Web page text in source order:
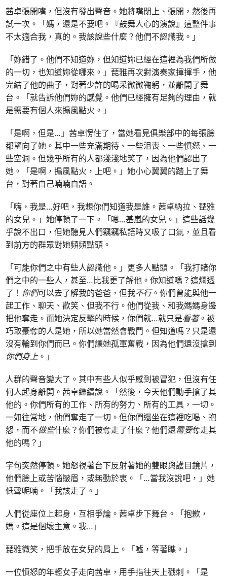
茜卓張開嘴，但沒有發出聲音。她將嘴閉上、張開，然後再
試一次。「媽，還是不要吧。『鼓舞人心的演說』這整件事
不太適合我，真的。我該說些什麼？他們不認識我。」
「妳錯了。他們不知道妳，但知道妳已經在這裡為我們所做
的一切，也知道妳從哪來。」琵雅再次對演奏家揮揮手，他
完結了他的曲子，對著少許的喝采微微鞠躬，並離開了舞
台。「就告訴他們妳的感覺。他們已經擁有足夠的理由，就
是需要有個人來搧風點火。」
「是啊，但是…」茜卓愣住了，當她看見俱樂部中的每張臉
都望向了她。其中一些充滿期待、一些沮喪、一些憤怒、一
些空洞。但幾乎所有的人都淺淺地笑了，因為他們認出了
她。「是啊，搧風點火，上吧。」她小心翼翼的踏上了舞
台，對著自己喃喃自語。
「嗨，我是…好吧，我想你們知道我是誰。茜卓納拉、琵雅
的女兒。」她停頓了一下。「嗯…基嵐的女兒。」這些話幾
乎說不出口，但她聽見人們竊竊私語時又吸了口氣，並且看
到前方的群眾對她頻頻點頭。
「可能你們之中有些人認識他。」更多人點頭。「我打賭你
們之中的一些人，甚至…比我更了解他。你知道嗎？這爛透
了！ 你們可以去了解我的爸爸，但我不行。你們曾能與他一
起工作、聊天、歡笑、但我不行。他們從我、和我媽媽身邊
把他奪走。而她決定反擊的時候，你們就…就只是看著。被
巧取豪奪的人是她，所以她當然會戰鬥。但知道嗎？只是還
沒有輪到你們而已。你們讓她孤軍奮戰，因為他們還沒搶到
你們身上 。」
人群的聲音變大了。其中有些人似乎感到被冒犯，但沒有任
何人起身離開。茜卓繼續說。「然後，今天他們動手搶了其
他的。你們所有的工作、所有的努力、所有的工具，一切。
一如往常地，他們奪走了一切。但你們還坐在這裡吃喝、抱
怨，而不做些什麼？你們被奪走了什麼？他們還需要奪走其
他的嗎？」
字句突然停頓。她怒視著台下反射著她的雙眼與護目鏡片，
他們臉上或苦惱皺眉，或無動於衷。「…當我沒說吧，」她
低聲呢喃。「我該走了。」
人們從座位上起身，互相爭論。茜卓步下舞台。「抱歉，
媽。這是個壞主意。我…」
琵雅微笑，把手放在女兒的肩上。「噓，等著瞧。」
一位憤怒的年輕女子走向茜卓，用手指往天上戳刺。「是